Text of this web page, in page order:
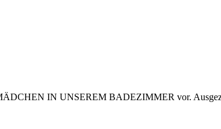
IN UNSEREM BADEZIMMER vor.